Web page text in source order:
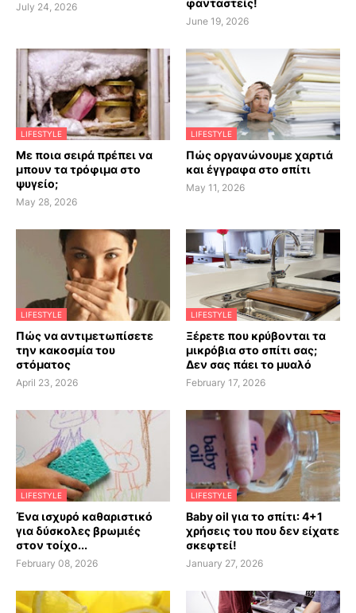
July 24, 2026
φανταστείς!
June 19, 2026
LIFESTYLE
Με ποια σειρά πρέπει να
μπουν τα τρόφιμα στο
ψυγείο;
May 28, 2026
LIFESTYLE
Πώς οργανώνουμε χαρτιά
και έγγραφα στο σπίτι
May 11, 2026
LIFESTYLE
Πώς να αντιμετωπίσετε
την κακοσμία του
στόματος
April 23, 2026
LIFESTYLE
Ξέρετε που κρύβονται τα
μικρόβια στο σπίτι σας;
Δεν σας πάει το μυαλό
February 17, 2026
LIFESTYLE
Ένα ισχυρό καθαριστικό
για δύσκολες βρωμιές
στον τοίχο...
February 08, 2026
LIFESTYLE
Baby oil για το σπίτι: 4+1
χρήσεις του που δεν είχατε
σκεφτεί!
January 27, 2026